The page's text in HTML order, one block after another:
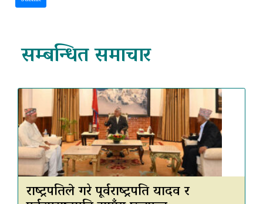
सम्बन्धित समाचार
राष्ट्रपतिले गरे पूर्वराष्ट्रपति यादव र